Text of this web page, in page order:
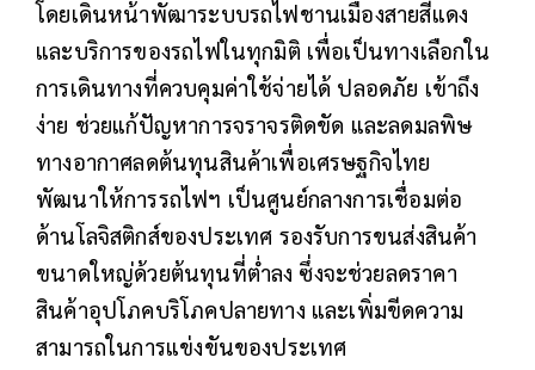
โดยเดินหน้าพัฒาระบบรถไฟชานเมืองสายสีแดง
และบริการของรถไฟในทุกมิติ เพื่อเป็นทางเลือกใน
การเดินทางที่ควบคุมค่าใช้จ่ายได้ ปลอดภัย เข้าถึง
ง่าย ช่วยแก้ปัญหาการจราจรติดขัด และลดมลพิษ
ทางอากาศลดต้นทุนสินค้าเพื่อเศรษฐกิจไทย
พัฒนาให้การรถไฟฯ เป็นศูนย์กลางการเชื่อมต่อ
ด้านโลจิสติกส์ของประเทศ รองรับการขนส่งสินค้า
ขนาดใหญ่ด้วยต้นทุนที่ต่ำลง ซึ่งจะช่วยลดราคา
สินค้าอุปโภคบริโภคปลายทาง และเพิ่มขีดความ
สามารถในการแข่งขันของประเทศ